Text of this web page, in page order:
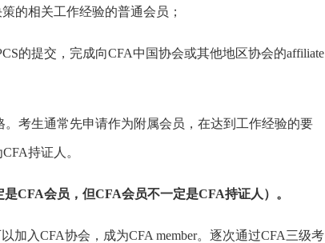
策的相关工作经验的普通会员；
的提交，完成向CFA中国协会或其他地区协会的affiliate
考生通常先申请作为附属会员，在达到工作经验的要
持证人。
会员，但CFA会员不一定是CFA持证人）。
入CFA协会，成为CFA member。逐次通过CFA三级考